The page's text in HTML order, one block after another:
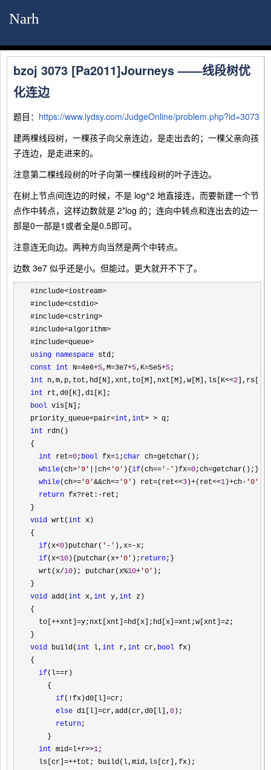
Narh
bzoj 3073 [Pa2011]Journeys ——线段树优
化连边
题目： https://www.lydsy.com/JudgeOnline/problem.php?id=3073
建两棵线段树，一棵孩子向父亲连边，是走出去的；一棵父亲向孩
子连边，是走进来的。
注意第二棵线段树的叶子向第一棵线段树的叶子连边。
在树上节点间连边的时候，不是 log^2 地直接连，而要新建一个节
点作中转点，这样边数就是 2*log 的；连向中转点和连出去的边一
部是0一部是1或者全是0.5即可。
注意连无向边。两种方向当然是两个中转点。
边数 3e7 似乎还是小。但能过。更大就开不下了。
#include<iostream>
#include<cstdio>
#include<cstring>
#include<algorithm>
#include
using namespace
const int N=4e6+5,M=3e7+5,K=5e5+5
int n,m,p,tot,hd[N],xnt,to[M],nxt[M],w[M],ls[K<<2 ],rs[K<<
int
bool vis[N];
priority_queue<pair<int, int> >
int rdn()
{
int ret=0; bool fx=1;char ch=getchar();
while(ch> '9 ' ||ch< '0 ' ){ if(ch== ' - ' )fx=0;ch=getchar();}
while(ch>= '0 '&&ch<= '9 ' ) ret=(ret<<3 )+(ret<<1 )+ch- '0 '
return fx?ret:-ret;
void wrt(int x)
{
if(x<0 )putchar( ' - ' ),x=-x;
if(x<10 ){putchar(x+ '0 ' ); return;}
  wrt(x
/10 ); putchar(x%10+ '0 ' );
void add(int x, int y, int z)
{
  to[
++xnt]=y;nxt[xnt]=hd[x];hd[x]=xnt;w[xnt]=z;
void build(int l, int r, int cr, bool fx)
{
if(l==r)
    {
if(!fx)d0[l]=cr;
else d1[l]=cr,add(cr,d0[l], 0 );
return;
    }
int mid=l+r>>1;
  ls[cr]
=++tot; build(l,mid,ls[cr],fx);